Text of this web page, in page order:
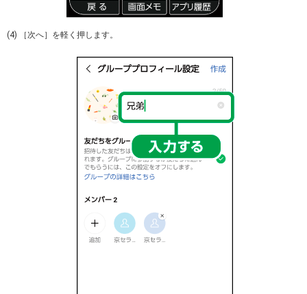
(4) ［次へ］を軽く押します。